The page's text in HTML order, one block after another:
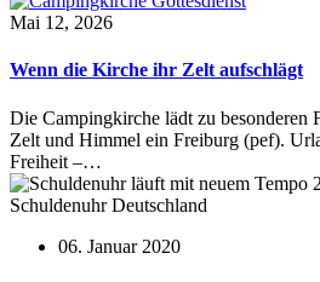
Mai 12, 2026
Wenn die Kirche ihr Zelt aufschlägt
Die Campingkirche lädt zu besonderen
Zelt und Himmel ein Freiburg (pef).
Freiheit –…
Schuldenuhr Deutschland
06. Januar 2020